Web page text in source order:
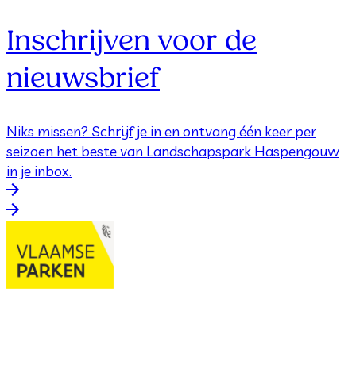
Inschrijven voor de
nieuwsbrief
Niks missen? Schrijf je in en ontvang één keer per
seizoen het beste van Landschapspark Haspengouw
in je inbox.